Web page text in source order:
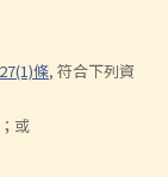
條, 符合下列資
或